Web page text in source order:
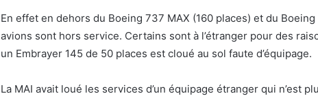
En effet en dehors du Boeing 737 MAX (160 places) et du
avions sont hors service. Certains sont à l’étranger pour des
un Embrayer 145 de 50 places est cloué au sol faute d’équipage.
La MAI avait loué les services d’un équipage étranger qui n’est